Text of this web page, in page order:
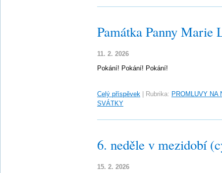
Památka Panny Marie
11. 2. 2026
Pokání! Pokání! Pokání!
Celý příspěvek Rubrika: PROMLUVY NA
SVÁTKY
6. neděle v mezidobí
15. 2. 2026